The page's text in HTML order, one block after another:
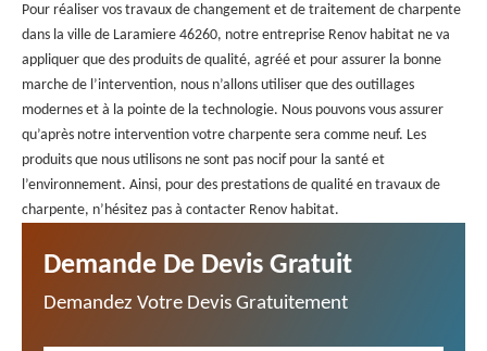
Pour réaliser vos travaux de changement et de traitement de charpente
dans la ville de Laramiere 46260, notre entreprise Renov habitat ne va
appliquer que des produits de qualité, agréé et pour assurer la bonne
marche de l’intervention, nous n’allons utiliser que des outillages
modernes et à la pointe de la technologie. Nous pouvons vous assurer
qu’après notre intervention votre charpente sera comme neuf. Les
produits que nous utilisons ne sont pas nocif pour la santé et
l’environnement. Ainsi, pour des prestations de qualité en travaux de
charpente, n’hésitez pas à contacter Renov habitat.
Demande De Devis Gratuit
Demandez Votre Devis Gratuitement